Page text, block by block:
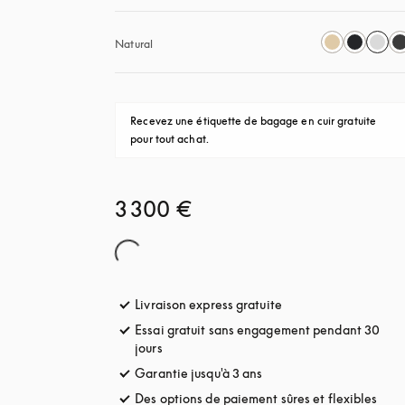
Natural
Recevez une étiquette de bagage en cuir gratuite
pour tout achat.
3 300 €
Livraison express gratuite
Essai gratuit sans engagement pendant 30
jours
Garantie jusqu'à 3 ans
Des options de paiement sûres et flexibles